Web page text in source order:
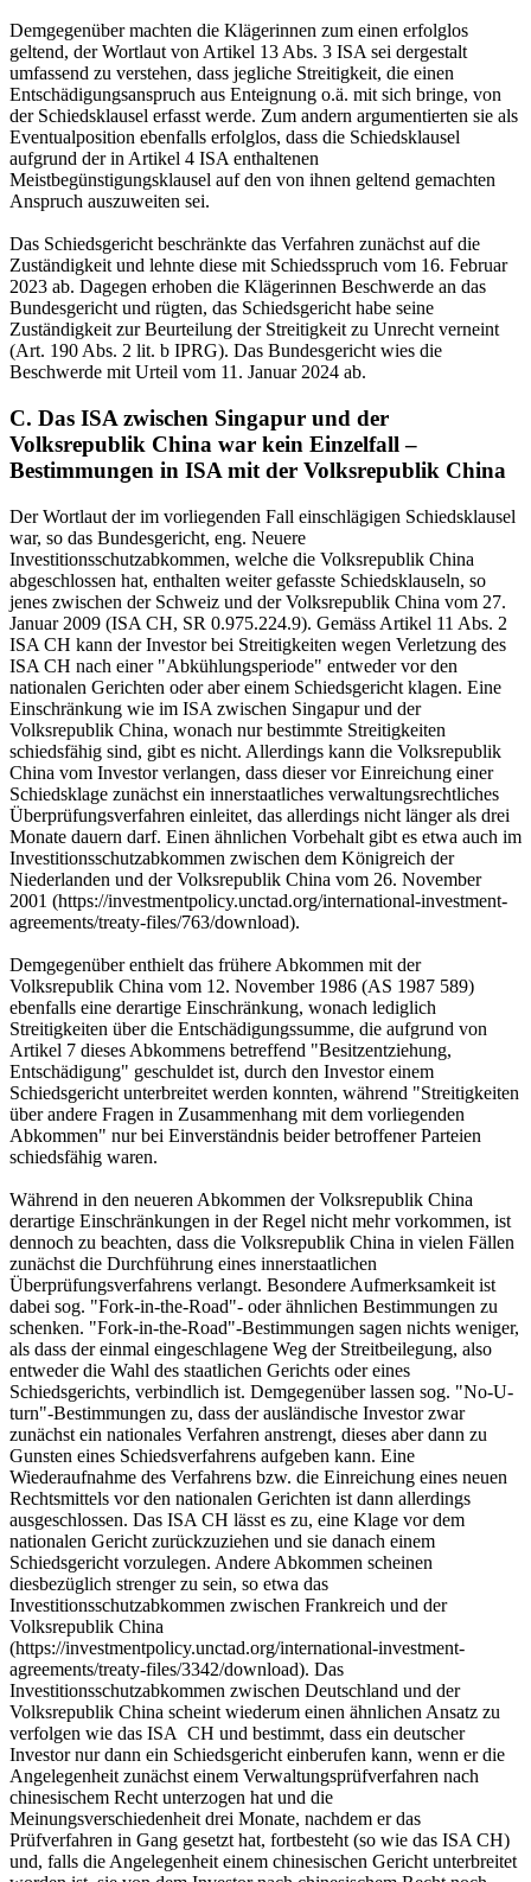
Demgegenüber machten die Klägerinnen zum einen erfolglos
geltend, der Wortlaut von Artikel 13 Abs. 3 ISA sei dergestalt
umfassend zu verstehen, dass jegliche Streitigkeit, die einen
Entschädigungsanspruch aus Enteignung o.ä. mit sich bringe, von
der Schiedsklausel erfasst werde. Zum andern argumentierten sie als
Eventualposition ebenfalls erfolglos, dass die Schiedsklausel
aufgrund der in Artikel 4 ISA enthaltenen
Meistbegünstigungsklausel auf den von ihnen geltend gemachten
Anspruch auszuweiten sei.
Das Schiedsgericht beschränkte das Verfahren zunächst auf die
Zuständigkeit und lehnte diese mit Schiedsspruch vom 16. Februar
2023 ab. Dagegen erhoben die Klägerinnen Beschwerde an das
Bundesgericht und rügten, das Schiedsgericht habe seine
Zuständigkeit zur Beurteilung der Streitigkeit zu Unrecht verneint
(Art. 190 Abs. 2 lit. b IPRG). Das Bundesgericht wies die
Beschwerde mit Urteil vom 11. Januar 2024 ab.
C. Das ISA zwischen Singapur und der
Volksrepublik China war kein Einzelfall –
Bestimmungen in ISA mit der Volksrepublik China
Der Wortlaut der im vorliegenden Fall einschlägigen Schiedsklausel
war, so das Bundesgericht, eng. Neuere
Investitionsschutzabkommen, welche die Volksrepublik China
abgeschlossen hat, enthalten weiter gefasste Schiedsklauseln, so
jenes zwischen der Schweiz und der Volksrepublik China vom 27.
Januar 2009 (ISA CH, SR 0.975.224.9). Gemäss Artikel 11 Abs. 2
ISA CH kann der Investor bei Streitigkeiten wegen Verletzung des
ISA CH nach einer "Abkühlungsperiode" entweder vor den
nationalen Gerichten oder aber einem Schiedsgericht klagen. Eine
Einschränkung wie im ISA zwischen Singapur und der
Volksrepublik China, wonach nur bestimmte Streitigkeiten
schiedsfähig sind, gibt es nicht. Allerdings kann die Volksrepublik
China vom Investor verlangen, dass dieser vor Einreichung einer
Schiedsklage zunächst ein innerstaatliches verwaltungsrechtliches
Überprüfungsverfahren einleitet, das allerdings nicht länger als drei
Monate dauern darf. Einen ähnlichen Vorbehalt gibt es etwa auch im
Investitionsschutzabkommen zwischen dem Königreich der
Niederlanden und der Volksrepublik China vom 26. November
2001 (https://investmentpolicy.unctad.org/international-investment-
agreements/treaty-files/763/download).
Demgegenüber enthielt das frühere Abkommen mit der
Volksrepublik China vom 12. November 1986 (AS 1987 589)
ebenfalls eine derartige Einschränkung, wonach lediglich
Streitigkeiten über die Entschädigungssumme, die aufgrund von
Artikel 7 dieses Abkommens betreffend "Besitzentziehung,
Entschädigung" geschuldet ist, durch den Investor einem
Schiedsgericht unterbreitet werden konnten, während "Streitigkeiten
über andere Fragen in Zusammenhang mit dem vorliegenden
Abkommen" nur bei Einverständnis beider betroffener Parteien
schiedsfähig waren.
Während in den neueren Abkommen der Volksrepublik China
derartige Einschränkungen in der Regel nicht mehr vorkommen, ist
dennoch zu beachten, dass die Volksrepublik China in vielen Fällen
zunächst die Durchführung eines innerstaatlichen
Überprüfungsverfahrens verlangt. Besondere Aufmerksamkeit ist
dabei sog. "Fork-in-the-Road"- oder ähnlichen Bestimmungen zu
schenken. "Fork-in-the-Road"-Bestimmungen sagen nichts weniger,
als dass der einmal eingeschlagene Weg der Streitbeilegung, also
entweder die Wahl des staatlichen Gerichts oder eines
Schiedsgerichts, verbindlich ist. Demgegenüber lassen sog. "No-U-
turn"-Bestimmungen zu, dass der ausländische Investor zwar
zunächst ein nationales Verfahren anstrengt, dieses aber dann zu
Gunsten eines Schiedsverfahrens aufgeben kann. Eine
Wiederaufnahme des Verfahrens bzw. die Einreichung eines neuen
Rechtsmittels vor den nationalen Gerichten ist dann allerdings
ausgeschlossen. Das ISA CH lässt es zu, eine Klage vor dem
nationalen Gericht zurückzuziehen und sie danach einem
Schiedsgericht vorzulegen. Andere Abkommen scheinen
diesbezüglich strenger zu sein, so etwa das
Investitionsschutzabkommen zwischen Frankreich und der
Volksrepublik China
(https://investmentpolicy.unctad.org/international-investment-
agreements/treaty-files/3342/download). Das
Investitionsschutzabkommen zwischen Deutschland und der
Volksrepublik China scheint wiederum einen ähnlichen Ansatz zu
verfolgen wie das ISA CH und bestimmt, dass ein deutscher
Investor nur dann ein Schiedsgericht einberufen kann, wenn er die
Angelegenheit zunächst einem Verwaltungsprüfverfahren nach
chinesischem Recht unterzogen hat und die
Meinungsverschiedenheit drei Monate, nachdem er das
Prüfverfahren in Gang gesetzt hat, fortbesteht (so wie das ISA CH)
und, falls die Angelegenheit einem chinesischen Gericht unterbreitet